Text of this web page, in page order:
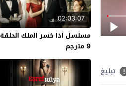
تبليغ
02:03:07
مسلسل اذا خسر الملك الحلقة
9 مترجم